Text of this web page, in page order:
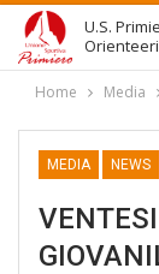
U.S.
Home Media
MEDIA NEWS